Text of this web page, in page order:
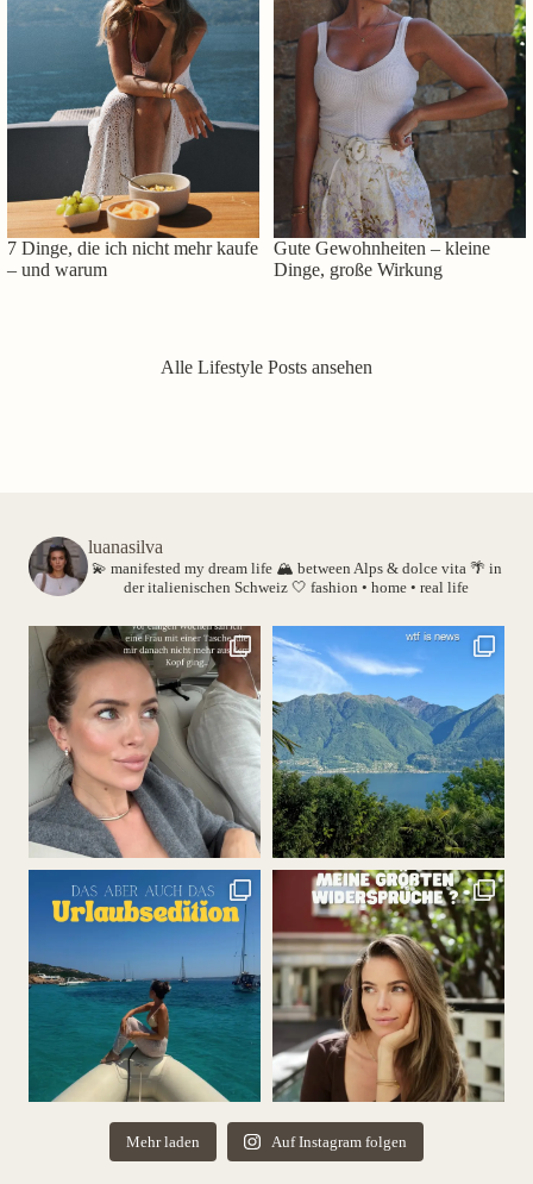
7 Dinge, die ich nicht mehr kaufe
– und warum
Gute Gewohnheiten – kleine
Dinge, große Wirkung
Alle Lifestyle Posts ansehen
luanasilva
💫 manifested my dream life 🏔️ between Alps & dolce vita 🌴 in
der italienischen Schweiz 🤍 fashion • home • real life
Mehr laden Auf Instagram folgen